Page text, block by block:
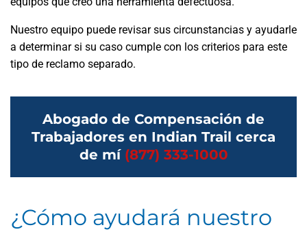
Nuestro equipo puede revisar sus circunstancias y ayudarle
a determinar si su caso cumple con los criterios para este
tipo de reclamo separado.
Abogado de Compensación de
Trabajadores en Indian Trail cerca
de mí (877) 333-1000
¿Cómo ayudará nuestro